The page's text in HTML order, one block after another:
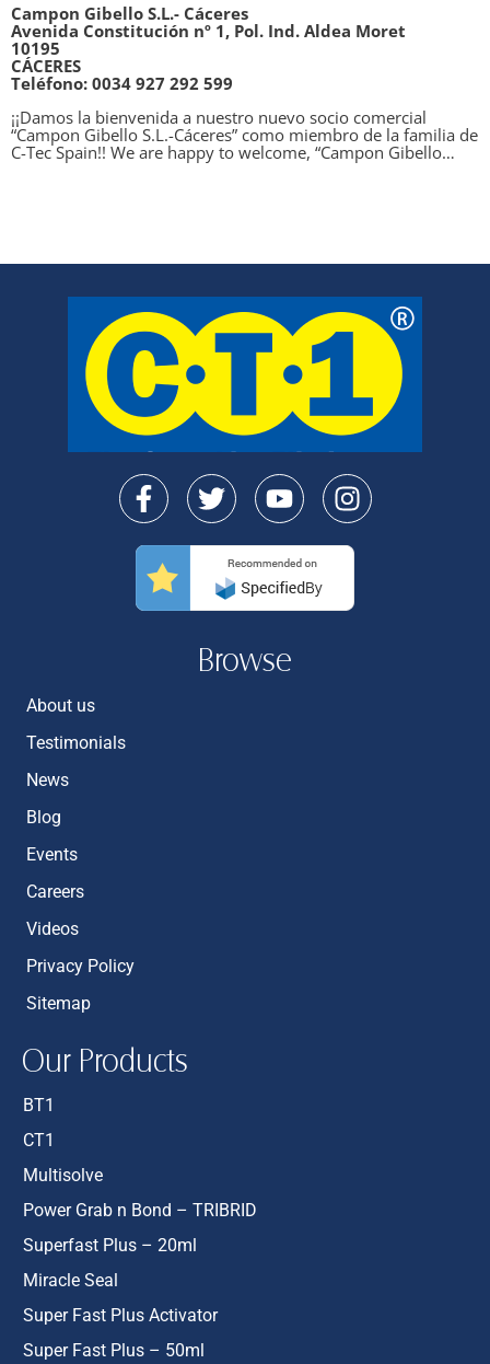
Campon Gibello S.L.- Cáceres
Avenida Constitución nº 1, Pol. Ind. Aldea Moret
10195
CÁCERES
Teléfono: 0034 927 292 599
¡¡Damos la bienvenida a nuestro nuevo socio comercial
“Campon Gibello S.L.-Cáceres” como miembro de la familia de
C-Tec Spain!! We are happy to welcome, “Campon Gibello…
Browse
About us
Testimonials
News
Blog
Events
Careers
Videos
Privacy Policy
Sitemap
Our Products
BT1
CT1
Multisolve
Power Grab n Bond – TRIBRID
Superfast Plus – 20ml
Miracle Seal
Super Fast Plus Activator
Super Fast Plus – 50ml